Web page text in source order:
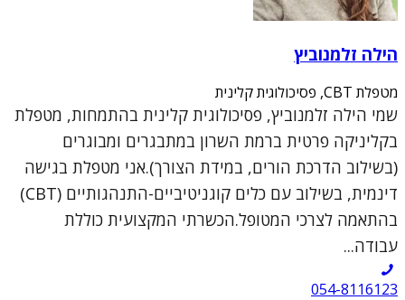
הילה זלמנוביץ
מטפלת CBT, פסיכולוגית קלינית
שמי הילה זלמנוביץ, פסיכולוגית קלינית בהתמחות, מטפלת
בקליניקה פרטית ברמת השרון במתבגרים ומבוגרים
(בשילוב הדרכת הורים, במידת הצורך).אני מטפלת בגישה
דינמית, בשילוב עם כלים קוגניטיביים-התנהגותיים (CBT)
בהתאמה לצרכי המטופל.הכשרתי המקצועית כוללת
עבודה...
054-8116123